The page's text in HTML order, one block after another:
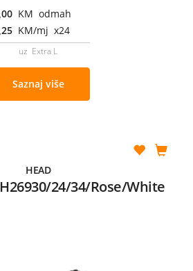
KM odmah
KM/mj x24
uz Extra L
Saznaj više
HEAD
24/34/Rose/White